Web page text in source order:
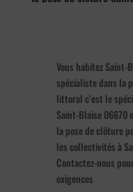
Vous habitez Saint-
spécialiste dans la
littoral c’est le
Saint-Blaise 06670
la pose de clôture
les collectivités à
Contactez-nous
exigences